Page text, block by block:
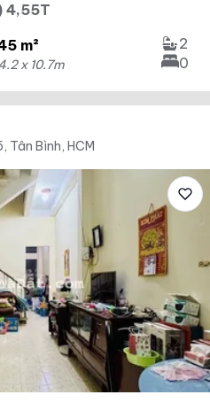
4,55T
m²
x 10.7m
2
0
Tân Bình, HCM